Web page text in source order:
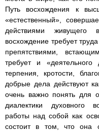
Путь восхождения к
«естественный»,
действиями
восхождение требует
препятствиями,
требует и
терпения, кротости,
добрые дела действуют
очень важно понять для
диалектики духовного
работы над собой как
состоит в том, что она